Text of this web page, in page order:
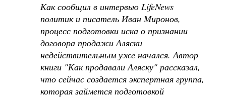
Как сообщил в интервью LifeNews
политик и писатель Иван Миронов,
процесс подготовки иска о признании
договора продажи Аляски
недействительным уже начался. Автор
книги "Как продавали Аляску" рассказал,
что сейчас создается экспертная группа,
которая займется подготовкой